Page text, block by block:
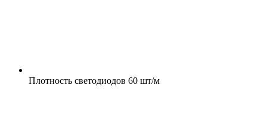
Плотность светодиодов 60 шт/м